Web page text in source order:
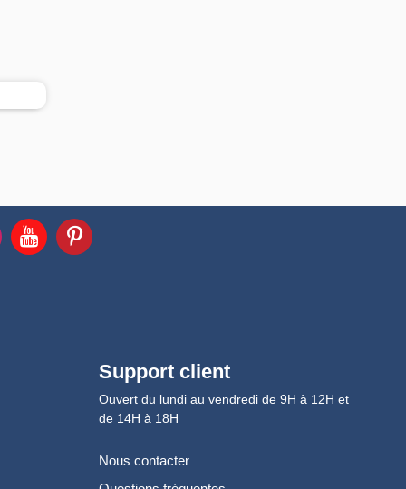
Support client
Ouvert du lundi au vendredi de 9H à 12H et
de 14H à 18H
Nous contacter